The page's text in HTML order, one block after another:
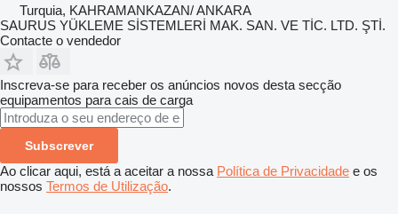
Turquia, KAHRAMANKAZAN/ ANKARA
SAURUS YÜKLEME SİSTEMLERİ MAK. SAN. VE TİC. LTD. ŞTİ.
Contacte o vendedor
Inscreva-se para receber os anúncios novos desta secção
equipamentos para cais de carga
Subscrever
Ao clicar aqui, está a aceitar a nossa Política de Privacidade e os
nossos Termos de Utilização.